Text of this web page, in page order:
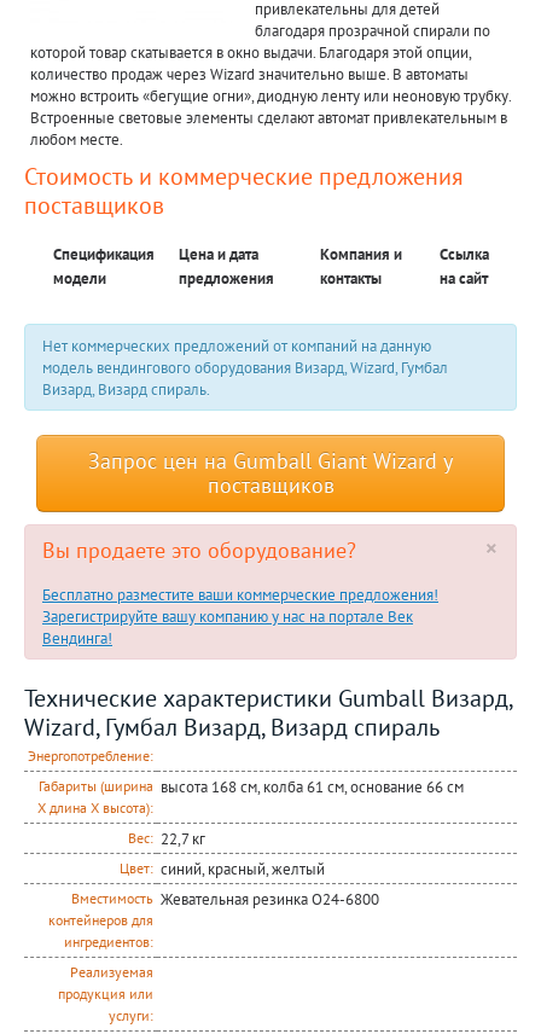
привлекательны для детей
благодаря прозрачной спирали по
которой товар скатывается в окно выдачи. Благодаря этой опции,
количество продаж через Wizard значительно выше. В автоматы
можно встроить «бегущие огни», диодную ленту или неоновую трубку.
Встроенные световые элементы сделают автомат привлекательным в
любом месте.
Стоимость и коммерческие предложения
поставщиков
Спецификация
модели
Цена и дата
предложения
Компания и
контакты
Ссылка
на сайт
Нет коммерческих предложений от компаний на данную
модель вендингового оборудования Визард, Wizard, Гумбал
Визард, Визард спираль.
Запрос цен на Gumball Giant Wizard у
поставщиков
×
Вы продаете это оборудование?
Бесплатно разместите ваши коммерческие предложения!
Зарегистрируйте вашу компанию у нас на портале Век
Вендинга!
Технические характеристики Gumball Визард,
Wizard, Гумбал Визард, Визард спираль
Энергопотребление:
Габариты (ширина
Х длина Х высота):
высота 168 см, колба 61 см, основание 66 см
Вес: 22,7 кг
Цвет: синий, красный, желтый
Вместимость
контейнеров для
ингредиентов:
Жевательная резинка O24-6800
Реализуемая
продукция или
услуги: